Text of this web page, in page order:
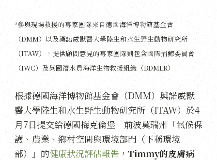
*參與現場救援的專家團隊來自德國海洋博物館基金會
（DMM）以及漢諾威獸醫大學陸生和水生野生動物研究所
（ITAW），提供顧問意見的專家團隊則包含國際捕鯨委員會
（IWC）及英國潛水員海洋生物救援組織（BDMLR）
根據德國海洋博物館基金會（DMM）與諾威獸
醫大學陸生和水生野生動物研究所（ITAW）於4
月7日提交給德國梅克倫堡－前波莫瑞州「氣候保
護、農業、鄉村空間與環境部門（下稱環境
部）」的健康狀況評估報告 ， Timmy的皮膚病